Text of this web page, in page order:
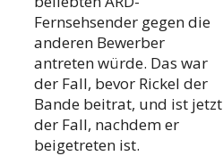
Fernsehsender gegen die
anderen Bewerber
antreten würde. Das war
der Fall, bevor Rickel der
Bande beitrat, und ist jetzt
der Fall, nachdem er
beigetreten ist.